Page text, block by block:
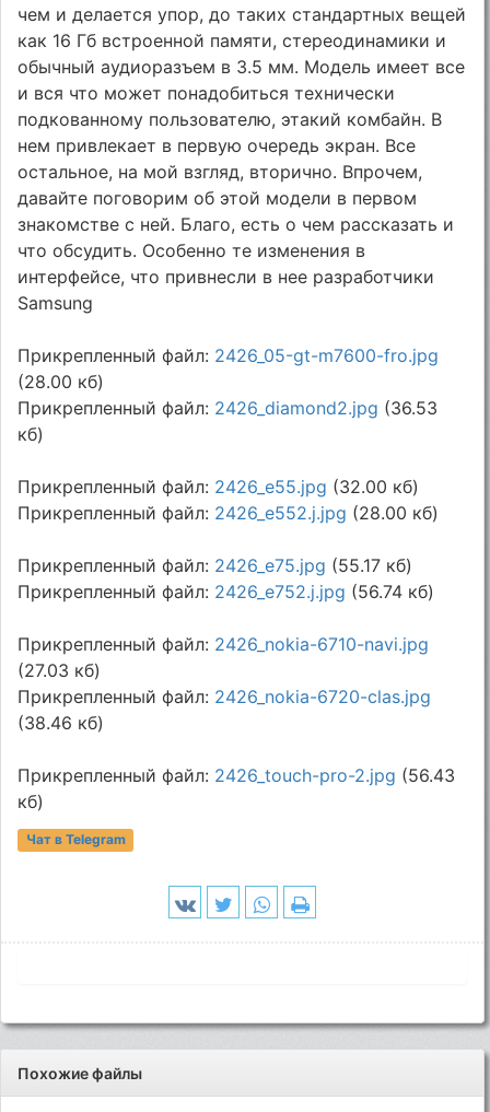
чем и делается упор, до таких стандартных вещей
как 16 Гб встроенной памяти, стереодинамики и
обычный аудиоразъем в 3.5 мм. Модель имеет все
и вся что может понадобиться технически
подкованному пользователю, этакий комбайн. В
нем привлекает в первую очередь экран. Все
остальное, на мой взгляд, вторично. Впрочем,
давайте поговорим об этой модели в первом
знакомстве с ней. Благо, есть о чем рассказать и
что обсудить. Особенно те изменения в
интерфейсе, что привнесли в нее разработчики
Samsung
Прикрепленный файл: 2426_05-gt-m7600-fro.jpg
(28.00 кб)
Прикрепленный файл: 2426_diamond2.jpg (36.53
кб)
Прикрепленный файл: 2426_e55.jpg (32.00 кб)
Прикрепленный файл: 2426_e552.j.jpg (28.00 кб)
Прикрепленный файл: 2426_e75.jpg (55.17 кб)
Прикрепленный файл: 2426_e752.j.jpg (56.74 кб)
Прикрепленный файл: 2426_nokia-6710-navi.jpg
(27.03 кб)
Прикрепленный файл: 2426_nokia-6720-clas.jpg
(38.46 кб)
Прикрепленный файл: 2426_touch-pro-2.jpg (56.43
кб)
Чат в Telegram
Похожие файлы